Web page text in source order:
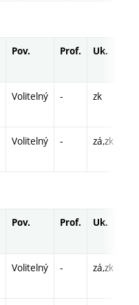
Pov. Prof. Uk.
Volitelný - zk
Volitelný - zá,zk
Pov. Prof. Uk.
Volitelný - zá,zk